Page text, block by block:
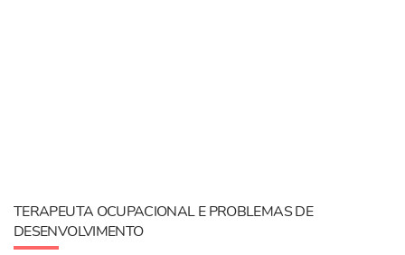
TERAPEUTA OCUPACIONAL E PROBLEMAS DE
DESENVOLVIMENTO